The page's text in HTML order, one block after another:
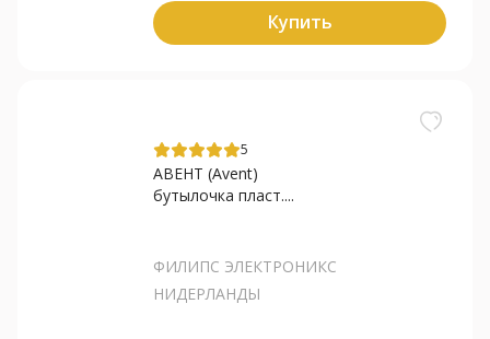
Купить
5
АВЕНТ (Avent)
бутылочка пласт....
ФИЛИПС ЭЛЕКТРОНИКС
НИДЕРЛАНДЫ